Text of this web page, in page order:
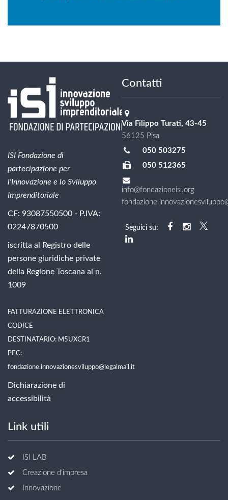
ISI Fondazione di
partecipazione per
l'Innovazione e lo Sviluppo
Imprenditoriale
CF: 93087550500 - P.IVA:
02247870500
iscritta al Registro delle
persone giuridiche private
della Regione Toscana al n.
1009
FATTURAZIONE ELETTRONICA
CODICE
DESTINATARIO: M5UXCR1
PEC:
fondazione.innovazionesviluppo@legalmail.it
Dichiarazione di
accessibilità
Contatti
Via Filippo Turati, 43-45
56125 Pisa
050 503275
050 512365
info@fondazioneisi.org
Seguici su:
Link utili
ISI LAB
Creazione d'impresa
Innovazione